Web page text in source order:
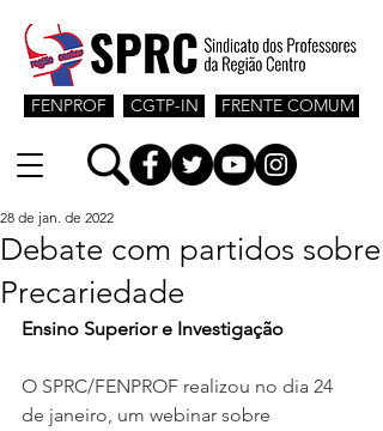
CGTP-IN
FENPROF FRENTE COMUM
Debate com partidos sobre
Precariedade
28 de jan. de 2022
Ensino Superior e Investigação
O SPRC/FENPROF realizou no dia 24
de janeiro, um webinar sobre